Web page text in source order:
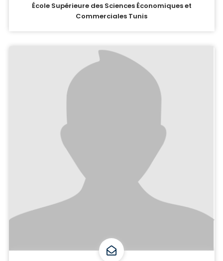
École Supérieure des Sciences Économiques et
Commerciales Tunis